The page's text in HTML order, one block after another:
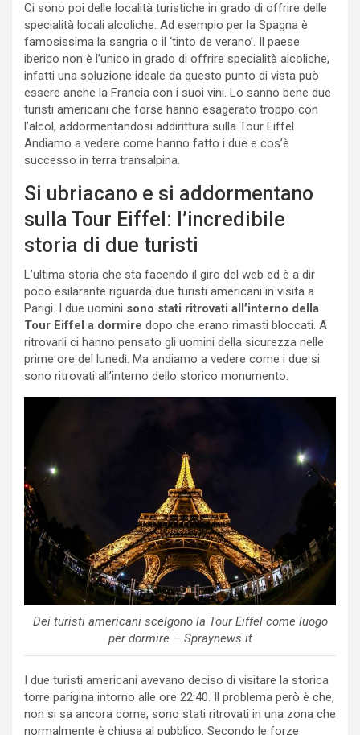
Ci sono poi delle località turistiche in grado di offrire delle
specialità locali alcoliche. Ad esempio per la Spagna è
famosissima la sangria o il ‘tinto de verano’. Il paese
iberico non è l’unico in grado di offrire specialità alcoliche,
infatti una soluzione ideale da questo punto di vista può
essere anche la Francia con i suoi vini. Lo sanno bene due
turisti americani che forse hanno esagerato troppo con
l’alcol, addormentandosi addirittura sulla Tour Eiffel.
Andiamo a vedere come hanno fatto i due e cos’è
successo in terra transalpina.
Si ubriacano e si addormentano
sulla Tour Eiffel: l’incredibile
storia di due turisti
L’ultima storia che sta facendo il giro del web ed è a dir
poco esilarante riguarda due turisti americani in visita a
Parigi. I due uomini sono stati ritrovati all’interno della
Tour Eiffel a dormire dopo che erano rimasti bloccati. A
ritrovarli ci hanno pensato gli uomini della sicurezza nelle
prime ore del lunedì. Ma andiamo a vedere come i due si
sono ritrovati all’interno dello storico monumento.
Dei turisti americani scelgono la Tour Eiffel come luogo
per dormire – Spraynews.it
I due turisti americani avevano deciso di visitare la storica
torre parigina intorno alle ore 22:40. Il problema però è che,
non si sa ancora come, sono stati ritrovati in una zona che
normalmente è chiusa al pubblico. Secondo le forze